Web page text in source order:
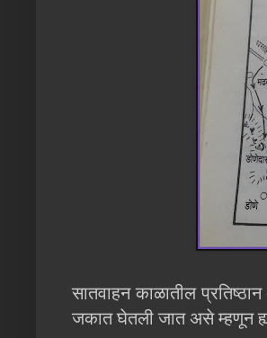
सातवाहन काळातील प्रतिष्ठान
जकात घेतली जात असे म्हणून